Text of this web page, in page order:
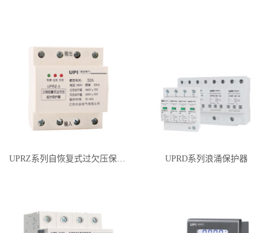
UPRZ系列自恢复式过欠压保护器 UPRD系列浪涌保护器